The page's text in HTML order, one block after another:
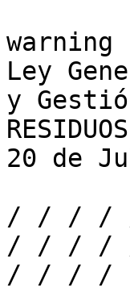
warning
Ley
y
20 de
/ / / /
/ / / /
/ / / /